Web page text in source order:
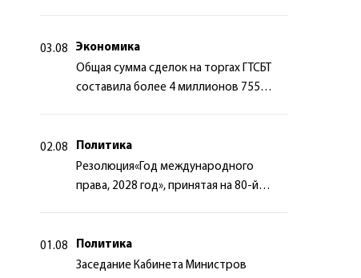
03.08
Экономика
Общая сумма сделок на торгах ГТСБТ
составила более 4 миллионов 755
02.08
Политика
Резолюция«Год международного
права, 2028 год», принятая на 80-й
01.08
Политика
Заседание Кабинета Министров